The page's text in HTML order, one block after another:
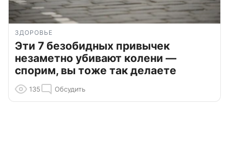
ЗДОРОВЬЕ
Эти 7 безобидных привычек
незаметно убивают колени —
спорим, вы тоже так делаете
135 Обсудить